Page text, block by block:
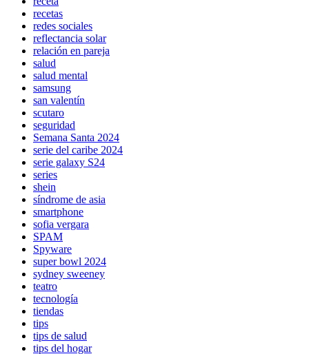
recetas
redes sociales
reflectancia solar
relación en pareja
salud
salud mental
samsung
san valentín
scutaro
seguridad
Semana Santa 2024
serie del caribe 2024
serie galaxy S24
series
shein
síndrome de asia
smartphone
sofia vergara
SPAM
Spyware
super bowl 2024
sydney sweeney
teatro
tecnología
tiendas
tips
tips de salud
tips del hogar